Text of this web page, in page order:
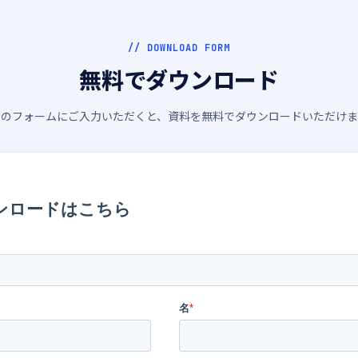
// DOWNLOAD FORM
無料でダウンロード
フォームにご入力いただくと、資料を無料でダウンロードいただけ